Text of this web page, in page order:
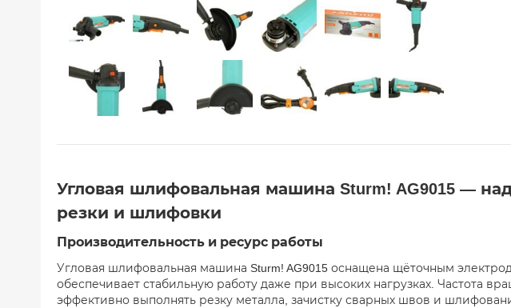
Угловая шлифовальная машина Sturm! AG9015 —
резки и шлифовки
Производительность и ресурс работы
Угловая шлифовальная машина Sturm! AG9015 оснащена щёточным
обеспечивает стабильную работу даже при высоких нагрузках. Частота
эффективно выполнять резку металла, зачистку сварных швов и